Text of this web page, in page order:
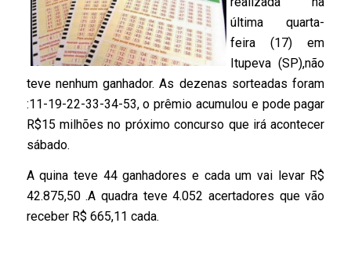
última quarta-
feira (17) em
Itupeva (SP),não
teve nenhum ganhador. As dezenas sorteadas foram
:11-19-22-33-34-53, o prêmio acumulou e pode pagar
R$15 milhões no próximo concurso que irá acontecer
sábado.
A quina teve 44 ganhadores e cada um vai levar R$
42.875,50 .A quadra teve 4.052 acertadores que vão
receber R$ 665,11 cada.